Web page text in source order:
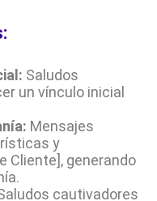
Saludos
un vínculo inicial
Mensajes
y
Cliente], generando
cautivadores